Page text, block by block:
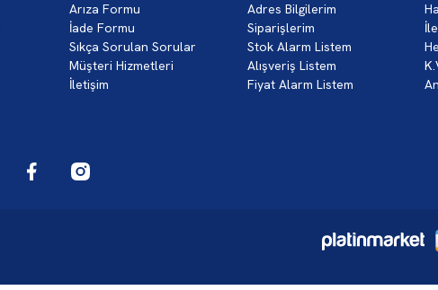
Arıza Formu
İade Formu
Sıkça Sorulan Sorular
Müşteri Hizmetleri
İletişim
Adres Bilgilerim
Siparişlerim
Stok Alarm Listem
Alışveriş Listem
Fiyat Alarm Listem